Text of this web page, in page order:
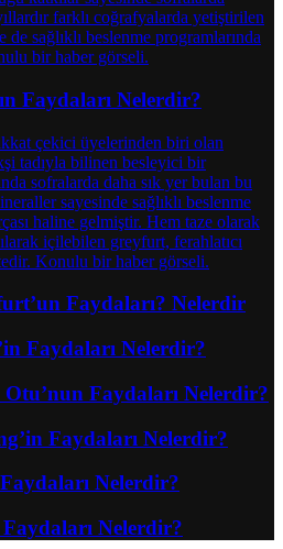
Faydaları Nelerdir?
Faydaları? Nelerdir
Faydaları Nelerdir?
Faydaları Nelerdir?
Faydaları Nelerdir?
Nelerdir?
Nelerdir?